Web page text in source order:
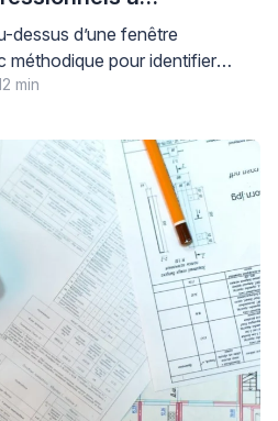
dessus d’une fenêtre
méthodique pour identifier
et contacter le bon
Face aux premiers signes
permet d’éviter
structurels et préserve votre
Ce guide vous accompagne
min